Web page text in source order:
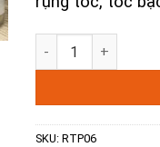
Thuốc Rắn Số 6
SKU: RTP06